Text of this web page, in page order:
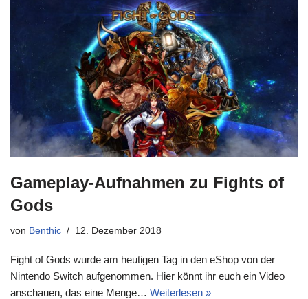
Gameplay-Aufnahmen zu Fights of
Gods
von Benthic 12. Dezember 2018
Fight of Gods wurde am heutigen Tag in den eShop von der
Nintendo Switch aufgenommen. Hier könnt ihr euch ein Video
anschauen, das eine Menge… Weiterlesen »